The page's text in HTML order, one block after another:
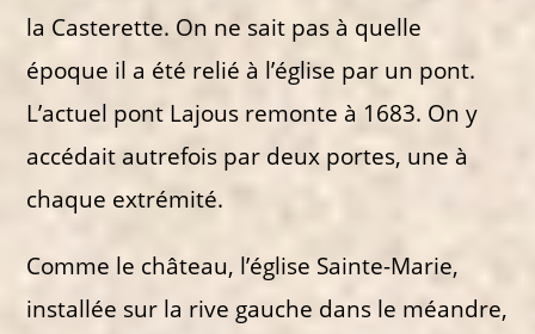
la Casterette. On ne sait pas à quelle
époque il a été relié à l’église par un pont.
L’actuel pont Lajous remonte à 1683. On y
accédait autrefois par deux portes, une à
chaque extrémité.
Comme le château, l’église Sainte-Marie,
installée sur la rive gauche dans le méandre,